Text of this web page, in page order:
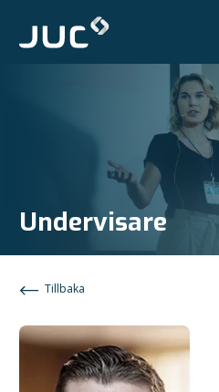
Undervisare
Tillbaka